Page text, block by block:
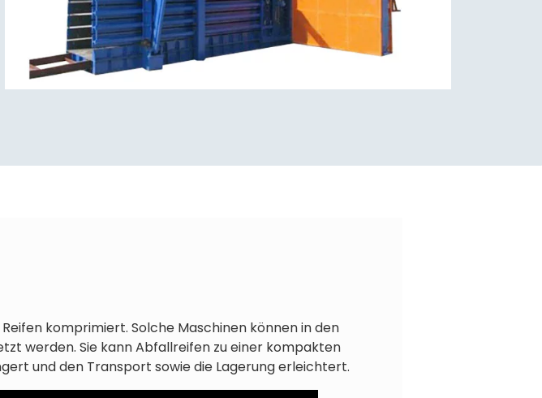
komprimiert. Solche Maschinen können in den
werden. Sie kann Abfallreifen zu einer kompakten
und den Transport sowie die Lagerung erleichtert.